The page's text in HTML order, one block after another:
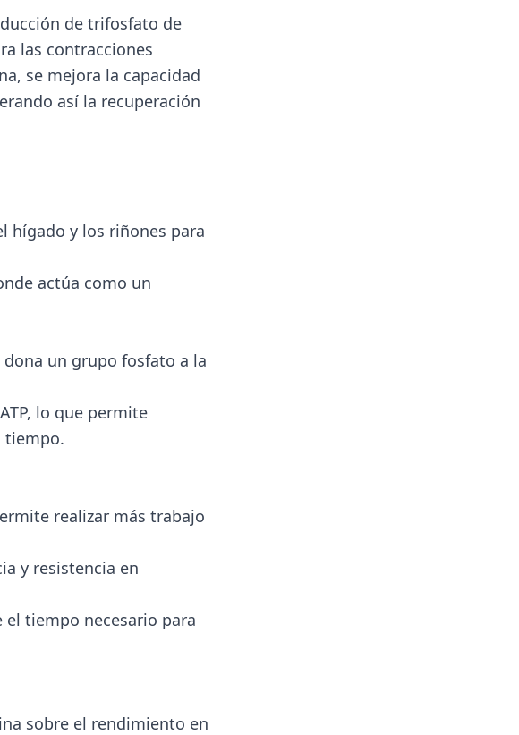
de trifosfato de
las contracciones
se mejora la capacidad
así la recuperación
hígado y los riñones para
actúa como un
un grupo fosfato a la
lo que permite
tiempo.
realizar más trabajo
y resistencia en
el tiempo necesario para
sobre el rendimiento en